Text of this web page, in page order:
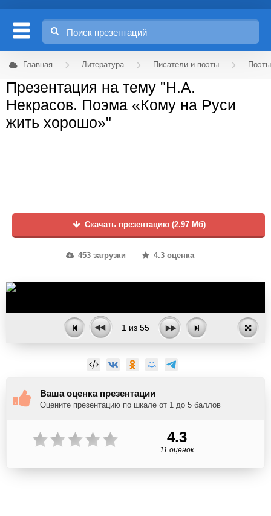
Главная Литература Писатели и поэты Поэты
Презентация на тему "Н.А.
Некрасов. Поэма «Кому на Руси
жить хорошо»"
Скачать презентацию (2.97 Мб)
453 загрузки 4.3 оценка
1 из 55
Ваша оценка презентации
Оцените презентацию по шкале от 1 до 5 баллов
4.3
11 оценок